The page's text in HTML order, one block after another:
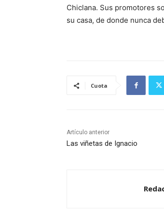
Chiclana. Sus promotores
su casa, de donde nunca
Cuota
Artículo anterior
Las viñetas de Ignacio